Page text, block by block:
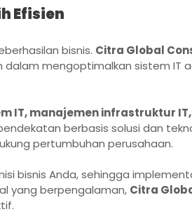
Efisien
bisnis. Citra Global
mengoptimalkan sistem IT
IT, manajemen infrastruktur
berbasis solusi dan
pertumbuhan perusahaan.
bisnis Anda, sehingga
yang berpengalaman, Citra